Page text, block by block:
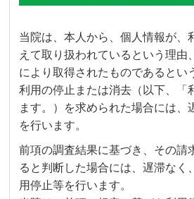
当院は、本人から、個人情報が、
えて取り扱われているという理由
により取得されたものであるとい
利用の停止または消去（以下、「
ます。）を求められた場合には、
を行います。
前項の調査結果に基づき、その請
ると判断した場合には、遅滞なく
用停止等を行います。